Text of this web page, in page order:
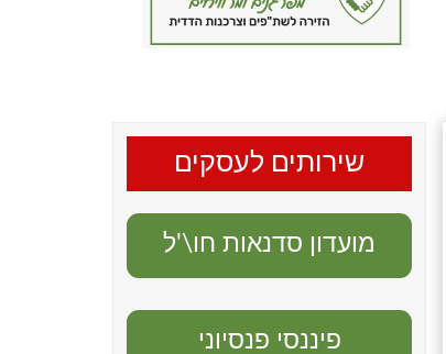
שירותים לעסקים
מועדון סדנאות חו\'ל
פיננסי פנסיוני